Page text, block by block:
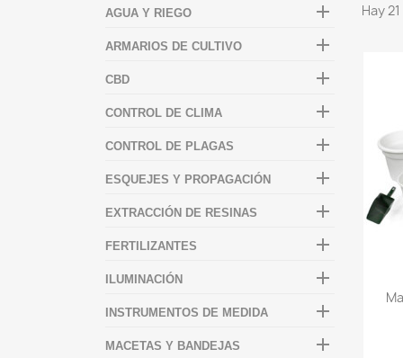
AGUA Y RIEGO 
ARMARIOS DE CULTIVO 
CBD 
CONTROL DE CLIMA 
CONTROL DE PLAGAS 
ESQUEJES Y PROPAGACIÓN 
EXTRACCIÓN DE RESINAS 
FERTILIZANTES 
ILUMINACIÓN 
INSTRUMENTOS DE MEDIDA 
MACETAS Y BANDEJAS 
Hay